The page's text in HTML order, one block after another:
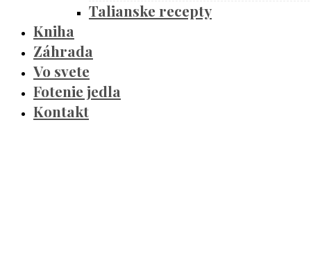
Talianske recepty
Kniha
Záhrada
Vo svete
Fotenie jedla
Kontakt